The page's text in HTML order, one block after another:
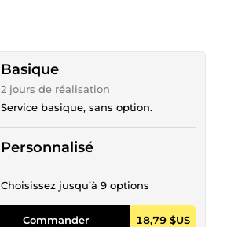
Basique
2 jours de réalisation
Service basique, sans option.
Personnalisé
Choisissez jusqu’à 9 options
Commander 18,79 $US